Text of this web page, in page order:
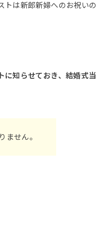
トは新郎新婦へのお祝いの
に知らせておき、結婚式当
ません。